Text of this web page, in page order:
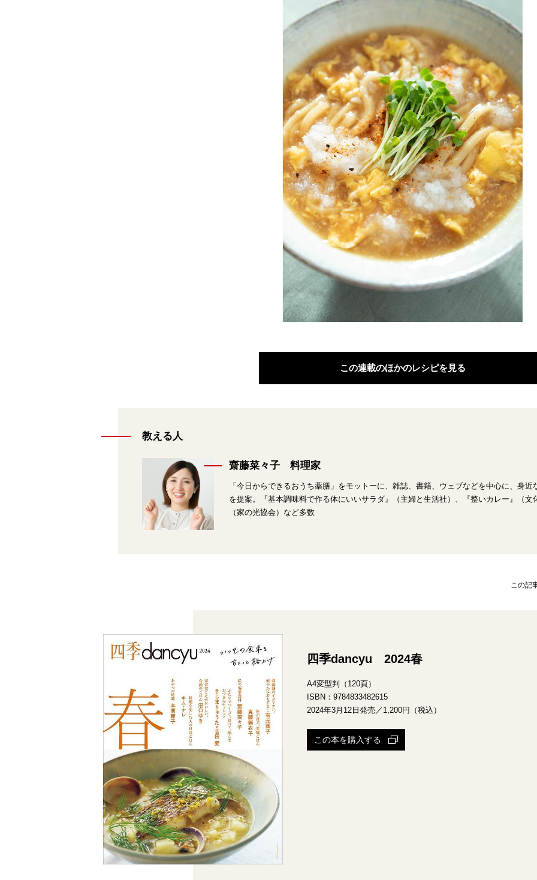
この連載のほかのレシピを見る
教える人
齋藤菜々子 料理家
「今日からできるおうち薬膳」をモットーに、雑誌、書籍、ウェブなどを中心に、身
を提案。『基本調味料で作る体にいいサラダ』（主婦と生活社）、『整いカレー』（
（家の光協会）など多数
この記
四季dancyu 2024春
A4変型判（120頁）
ISBN：9784833482615
2024年3月12日発売／1,200円（税込）
この本を購入する